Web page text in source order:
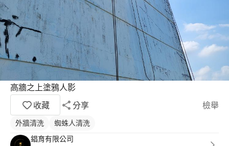
高牆之上塗鴉人影
收藏
分享 檢舉
外牆清洗
蜘蛛人清洗
錩育有限公司